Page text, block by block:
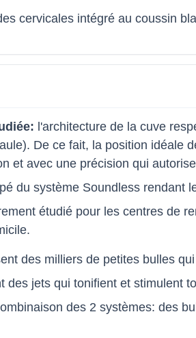
cervicales intégré au coussin
l'architecture de la cuve
De ce fait, la position idéale
et avec une précision qui
du système Soundless rendant
étudié pour les centres de
des milliers de petites bulles
des jets qui tonifient et stimulent
des 2 systèmes: des